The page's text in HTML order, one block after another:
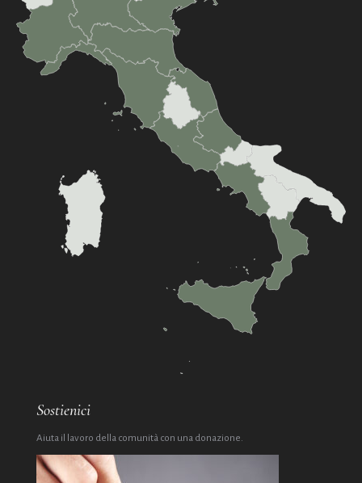
Sostienici
Aiuta il lavoro della comunità con una donazione.